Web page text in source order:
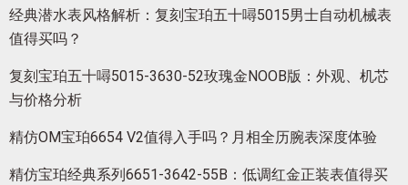
经典潜水表风格解析：复刻宝珀五十噚5015男士自动机械表
值得买吗？
复刻宝珀五十噚5015-3630-52玫瑰金NOOB版：外观、机芯
与价格分析
精仿OM宝珀6654 V2值得入手吗？月相全历腕表深度体验
精仿宝珀经典系列6651-3642-55B：低调红金正装表值得买